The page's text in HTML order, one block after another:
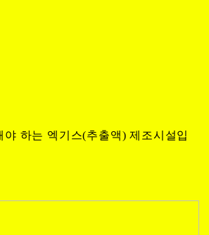
야 하는 엑기스(추출액) 제조시설입